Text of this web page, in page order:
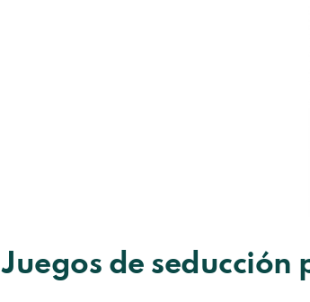
Juegos de seducción